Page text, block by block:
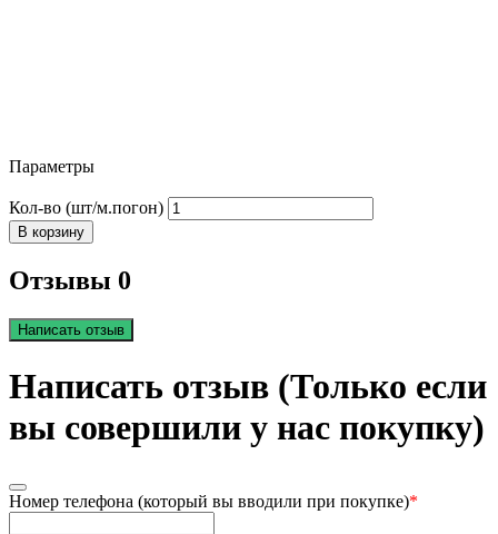
Параметры
Кол-во (шт/м.погон)
В корзину
Отзывы 0
Написать отзыв
Написать отзыв (Только если
вы совершили у нас покупку)
Номер телефона (который вы вводили при покупке)*